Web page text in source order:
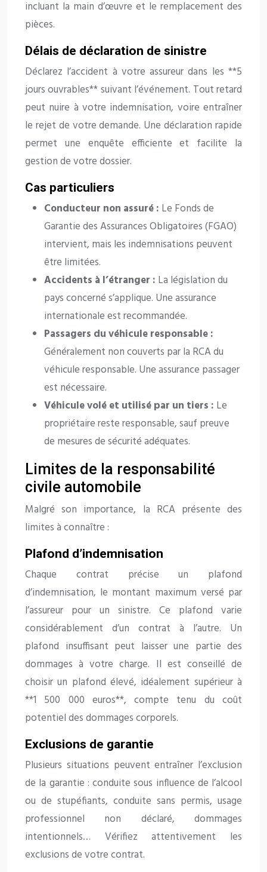
incluant la main d’œuvre et le remplacement des
pièces.
Délais de déclaration de sinistre
Déclarez l’accident à votre assureur dans les **5
jours ouvrables** suivant l’événement. Tout retard
peut nuire à votre indemnisation, voire entraîner
le rejet de votre demande. Une déclaration rapide
permet une enquête efficiente et facilite la
gestion de votre dossier.
Cas particuliers
Conducteur non assuré : Le Fonds de
Garantie des Assurances Obligatoires (FGAO)
intervient, mais les indemnisations peuvent
être limitées.
Accidents à l’étranger : La législation du
pays concerné s’applique. Une assurance
internationale est recommandée.
Passagers du véhicule responsable :
Généralement non couverts par la RCA du
véhicule responsable. Une assurance passager
est nécessaire.
Véhicule volé et utilisé par un tiers : Le
propriétaire reste responsable, sauf preuve
de mesures de sécurité adéquates.
Limites de la responsabilité
civile automobile
Malgré son importance, la RCA présente des
limites à connaître :
Plafond d’indemnisation
Chaque contrat précise un plafond
d’indemnisation, le montant maximum versé par
l’assureur pour un sinistre. Ce plafond varie
considérablement d’un contrat à l’autre. Un
plafond insuffisant peut laisser une partie des
dommages à votre charge. Il est conseillé de
choisir un plafond élevé, idéalement supérieur à
**1 500 000 euros**, compte tenu du coût
potentiel des dommages corporels.
Exclusions de garantie
Plusieurs situations peuvent entraîner l’exclusion
de la garantie : conduite sous influence de l’alcool
ou de stupéfiants, conduite sans permis, usage
professionnel non déclaré, dommages
intentionnels… Vérifiez attentivement les
exclusions de votre contrat.